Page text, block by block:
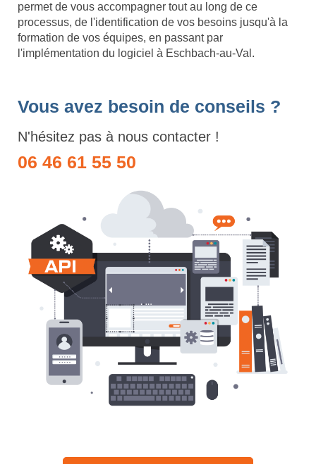
permet de vous accompagner tout au long de ce
processus, de l'identification de vos besoins jusqu'à la
formation de vos équipes, en passant par
l'implémentation du logiciel à Eschbach-au-Val.
Vous avez besoin de conseils ?
N'hésitez pas à nous contacter !
06 46 61 55 50